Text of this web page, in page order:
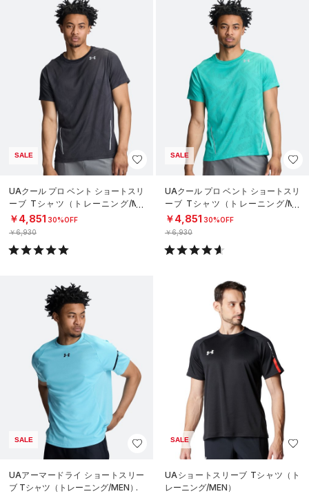
SALE
UAクール プロ ベント ショートスリ
ーブ Tシャツ（トレーニング/ME
N）
￥4,851 30%OFF
￥6,930
SALE
UAクール プロ ベント ショートスリ
ーブ Tシャツ（トレーニング/ME
N）
￥4,851 30%OFF
￥6,930
SALE
UAアーマードライ ショートスリー
ブ Tシャツ（トレーニング/MEN）
SALE
UAショートスリーブ Tシャツ（ト
レーニング/MEN）